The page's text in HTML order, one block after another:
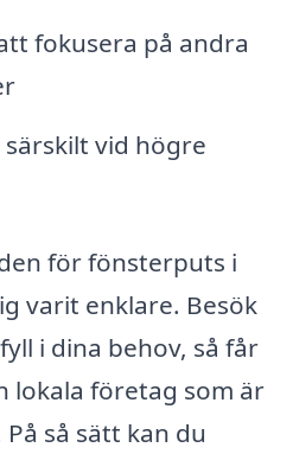
fokusera på andra
vid högre
för fönsterputs i
varit enklare. Besök
i dina behov, så får
lokala företag som är
så sätt kan du